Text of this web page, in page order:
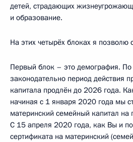
детей, страдающих
и образование.
На этих четырёх блоках я позволю
Первый блок – это демография.
законодательно период действия
капитала продлён до 2026 года.
начиная с 1 января 2020 года мы
материнский семейный капитал на
С 15 апреля 2020 года, как Вы и
сертификата на материнский